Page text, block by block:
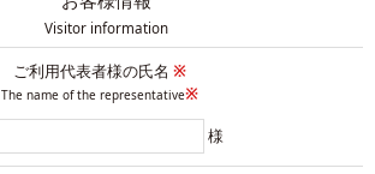
Visitor information
ご利用代表者様の氏名 ※
The name of the representative※
様